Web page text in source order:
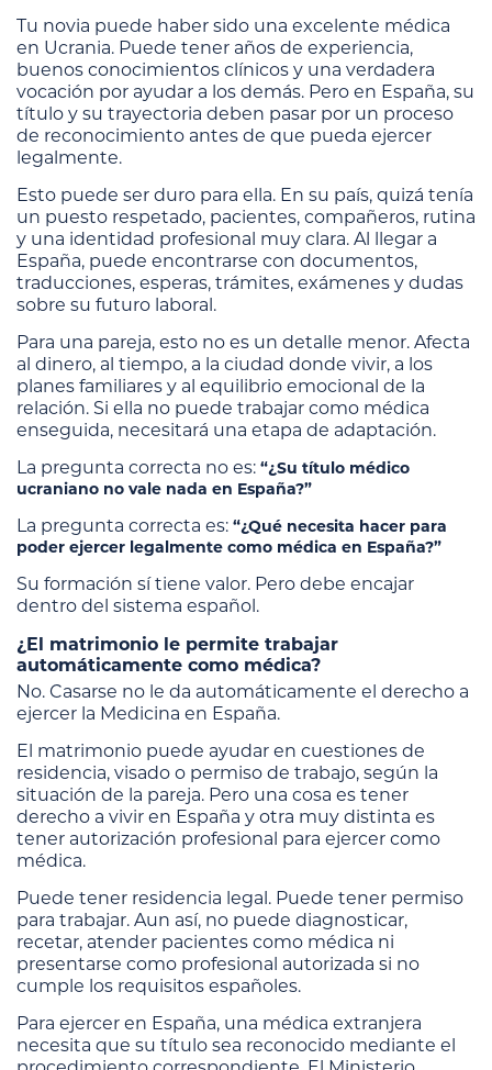
Tu novia puede haber sido una excelente médica
en Ucrania. Puede tener años de experiencia,
buenos conocimientos clínicos y una verdadera
vocación por ayudar a los demás. Pero en España, su
título y su trayectoria deben pasar por un proceso
de reconocimiento antes de que pueda ejercer
legalmente.
Esto puede ser duro para ella. En su país, quizá tenía
un puesto respetado, pacientes, compañeros, rutina
y una identidad profesional muy clara. Al llegar a
España, puede encontrarse con documentos,
traducciones, esperas, trámites, exámenes y dudas
sobre su futuro laboral.
Para una pareja, esto no es un detalle menor. Afecta
al dinero, al tiempo, a la ciudad donde vivir, a los
planes familiares y al equilibrio emocional de la
relación. Si ella no puede trabajar como médica
enseguida, necesitará una etapa de adaptación.
La pregunta correcta no es: “¿Su título médico
ucraniano no vale nada en España?”
La pregunta correcta es: “¿Qué necesita hacer para
poder ejercer legalmente como médica en España?”
Su formación sí tiene valor. Pero debe encajar
dentro del sistema español.
¿El matrimonio le permite trabajar
automáticamente como médica?
No. Casarse no le da automáticamente el derecho a
ejercer la Medicina en España.
El matrimonio puede ayudar en cuestiones de
residencia, visado o permiso de trabajo, según la
situación de la pareja. Pero una cosa es tener
derecho a vivir en España y otra muy distinta es
tener autorización profesional para ejercer como
médica.
Puede tener residencia legal. Puede tener permiso
para trabajar. Aun así, no puede diagnosticar,
recetar, atender pacientes como médica ni
presentarse como profesional autorizada si no
cumple los requisitos españoles.
Para ejercer en España, una médica extranjera
necesita que su título sea reconocido mediante el